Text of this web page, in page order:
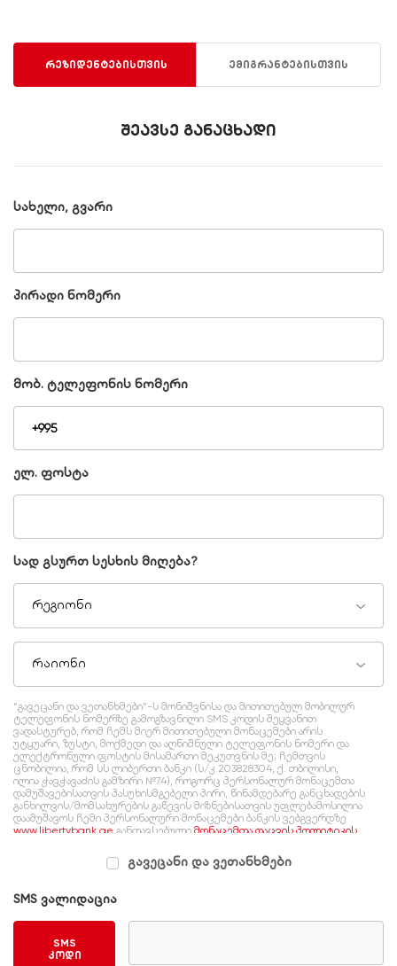
რეზიდენტებისთვის ემიგრანტებისთვის
შეავსე განაცხადი
სახელი, გვარი
პირადი ნომერი
მობ. ტელეფონის ნომერი
ელ. ფოსტა
სად გსურთ სესხის მიღება?
რეგიონი
რაიონი
“გავეცანი და ვეთანხმები”-ს მონიშვნისა და მითითებულ მობილურ
ტელეფონის ნომერზე გამოგზავნილი SMS კოდის შეყვანით
ვადასტურებ, რომ ჩემს მიერ მითითებული მონაცემები არის
უტყუარი, ზუსტი, მოქმედი და აღნიშნული ტელეფონის ნომერი და
ელექტრონული ფოსტის მისამართი მეკუთვნის მე; ჩემთვის
ცნობილია, რომ სს ლიბერთი ბანკი (ს/კ 203828304, ქ. თბილისი,
ილია ჭავჭავაძის გამზირი №74), როგორც პერსონალურ მონაცემთა
დამუშავებისათვის პასუხისმგებელი პირი, წინამდებარე განცხადების
განხილვის/მომსახურების გაწევის მიზნებისათვის უფლებამოსილია
დაამუშავოს ჩემი პერსონალური მონაცემები ბანკის ვებგვერდზე
www.libertybank.ge განთავსებული მონაცემთა დაცვის პოლიტიკის
გავეცანი და ვეთანხმები
SMS ვალიდაცია
SMS
კოდი